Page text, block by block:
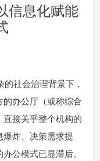
信息化赋能
社会治理背景下，
办公厅（或称综合
接关乎整个机构的
炸、决策需求提
公模式已显滞后。